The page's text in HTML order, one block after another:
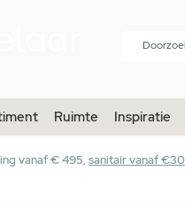
menu
Ruimte Inspiratie
vanaf € 495, sanitair vanaf €30